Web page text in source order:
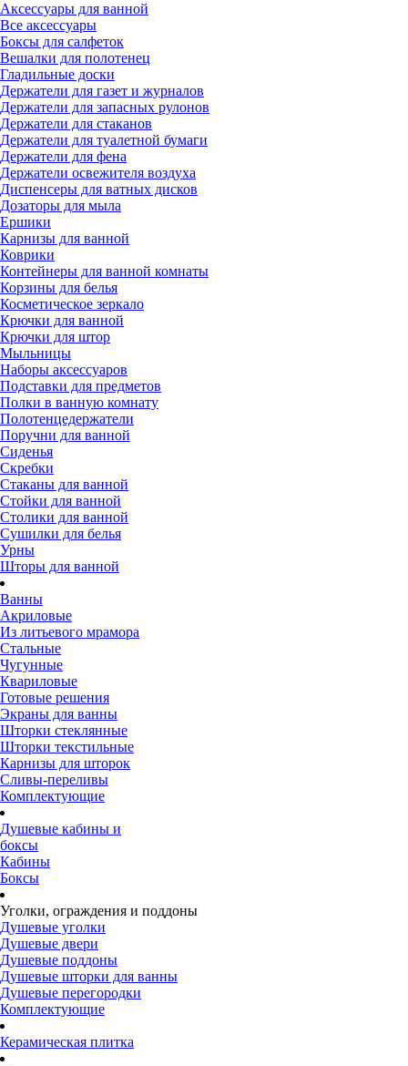
Аксессуары для ванной
Все аксессуары
Боксы для салфеток
Вешалки для полотенец
Гладильные доски
Держатели для газет и журналов
Держатели для запасных рулонов
Держатели для стаканов
Держатели для туалетной бумаги
Держатели для фена
Держатели освежителя воздуха
Диспенсеры для ватных дисков
Дозаторы для мыла
Ершики
Карнизы для ванной
Коврики
Контейнеры для ванной комнаты
Корзины для белья
Косметическое зеркало
Крючки для ванной
Крючки для штор
Мыльницы
Наборы аксессуаров
Подставки для предметов
Полки в ванную комнату
Полотенцедержатели
Поручни для ванной
Сиденья
Скребки
Стаканы для ванной
Стойки для ванной
Столики для ванной
Сушилки для белья
Урны
Шторы для ванной
Ванны
Акриловые
Из литьевого мрамора
Стальные
Чугунные
Квариловые
Готовые решения
Экраны для ванны
Шторки стеклянные
Шторки текстильные
Карнизы для шторок
Сливы-переливы
Комплектующие
Душевые кабины и
боксы
Кабины
Боксы
Уголки, ограждения и поддоны
Душевые уголки
Душевые двери
Душевые поддоны
Душевые шторки для ванны
Душевые перегородки
Комплектующие
Керамическая плитка